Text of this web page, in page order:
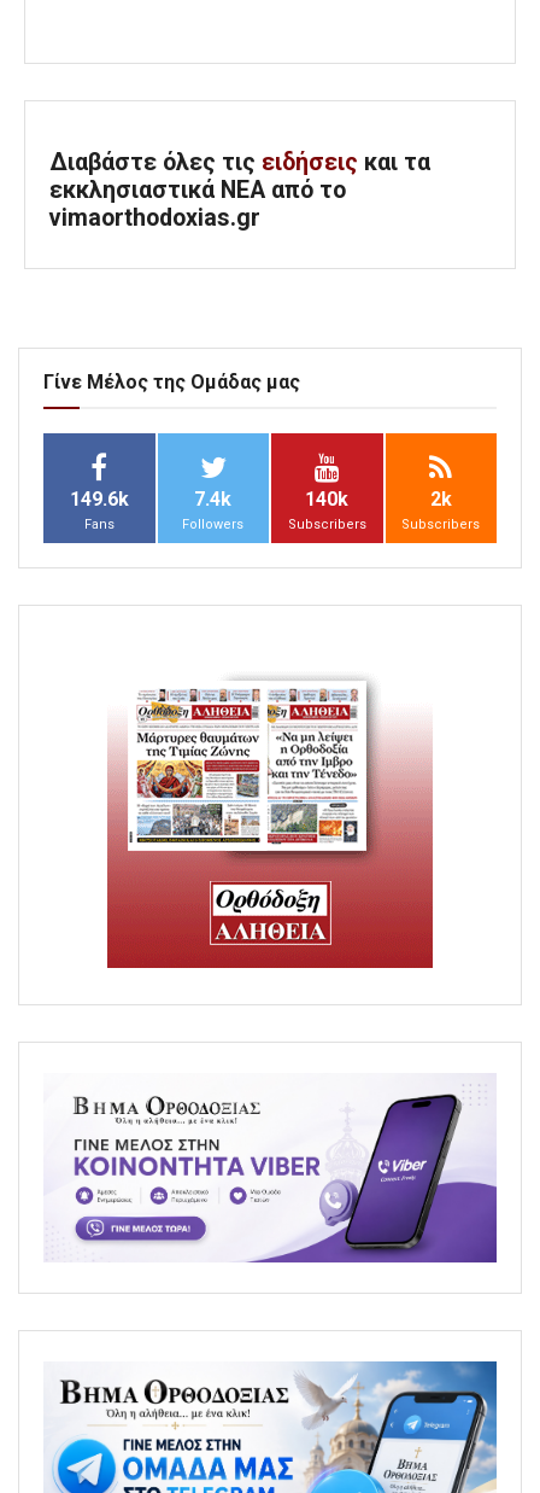
Διαβάστε όλες τις ειδήσεις και τα
εκκλησιαστικά ΝΕΑ από το
vimaorthodoxias.gr
Γίνε Μέλος της Ομάδας μας
149.6k
Fans
7.4k
Followers
140k
Subscribers
2k
Subscribers